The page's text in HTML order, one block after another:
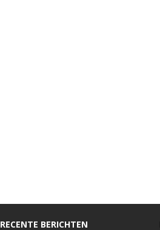
RECENTE BERICHTEN